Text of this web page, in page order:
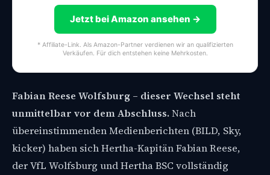
Jetzt bei Amazon ansehen →
* Affiliate-Link. Als Amazon-Partner verdienen wir an qualifizierten
Verkäufen. Für dich entstehen keine Mehrkosten.
Fabian Reese Wolfsburg – dieser Wechsel steht
unmittelbar vor dem Abschluss.Nach
übereinstimmenden Medienberichten (BILD, Sky,
kicker) haben sich Hertha-Kapitän Fabian Reese,
der VfL Wolfsburg und Hertha BSC vollständig